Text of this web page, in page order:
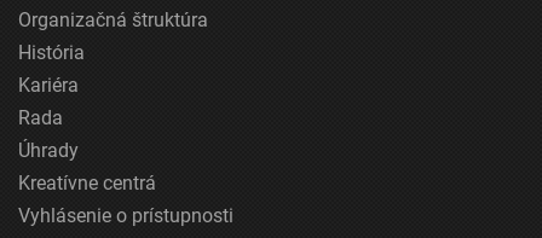
Organizačná štruktúra
História
Kariéra
Rada
Úhrady
Kreatívne centrá
Vyhlásenie o prístupnosti